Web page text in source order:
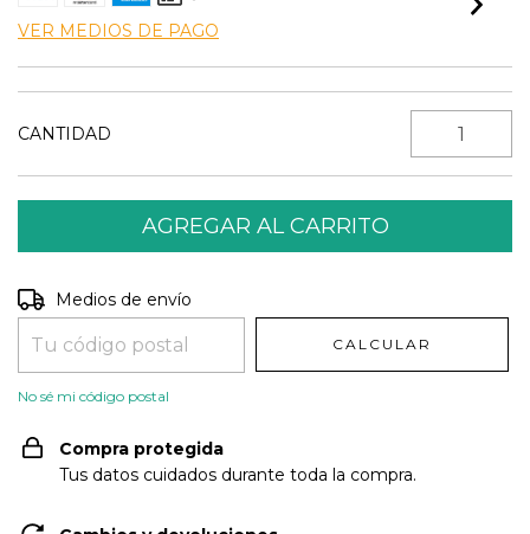
VER MEDIOS DE PAGO
CANTIDAD
Entregas para el CP:
Medios de envío
CALCULAR
No sé mi código postal
Compra protegida
Tus datos cuidados durante toda la compra.